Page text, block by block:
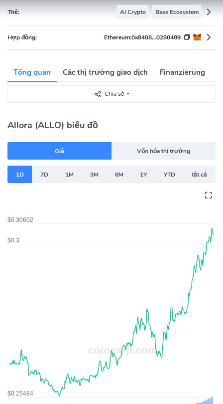
Thẻ: AI Crypto Base Ecosystem
Hợp đồng: Ethereum:0x8408...0280489
Tổng quan Các thị trường giao dịch Finanzierung
Chia sẻ
Allora (ALLO) biểu đồ
Giá Vốn hóa thị trường
1D 7D 1M 3M 6M 1Y YTD tất cả